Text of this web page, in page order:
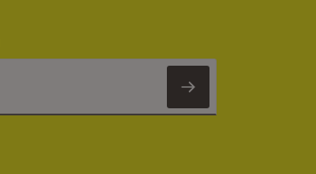
Newsletter